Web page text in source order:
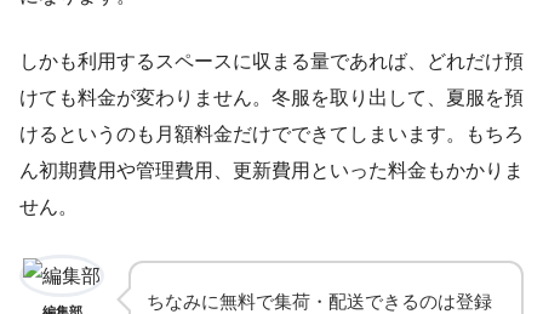
しかも利用するスペースに収まる量であれば、どれだけ預
けても料金が変わりません。冬服を取り出して、夏服を預
けるというのも月額料金だけでできてしまいます。もちろ
ん初期費用や管理費用、更新費用といった料金もかかりま
せん。
編集部 ちなみに無料で集荷・配送できるのは登録